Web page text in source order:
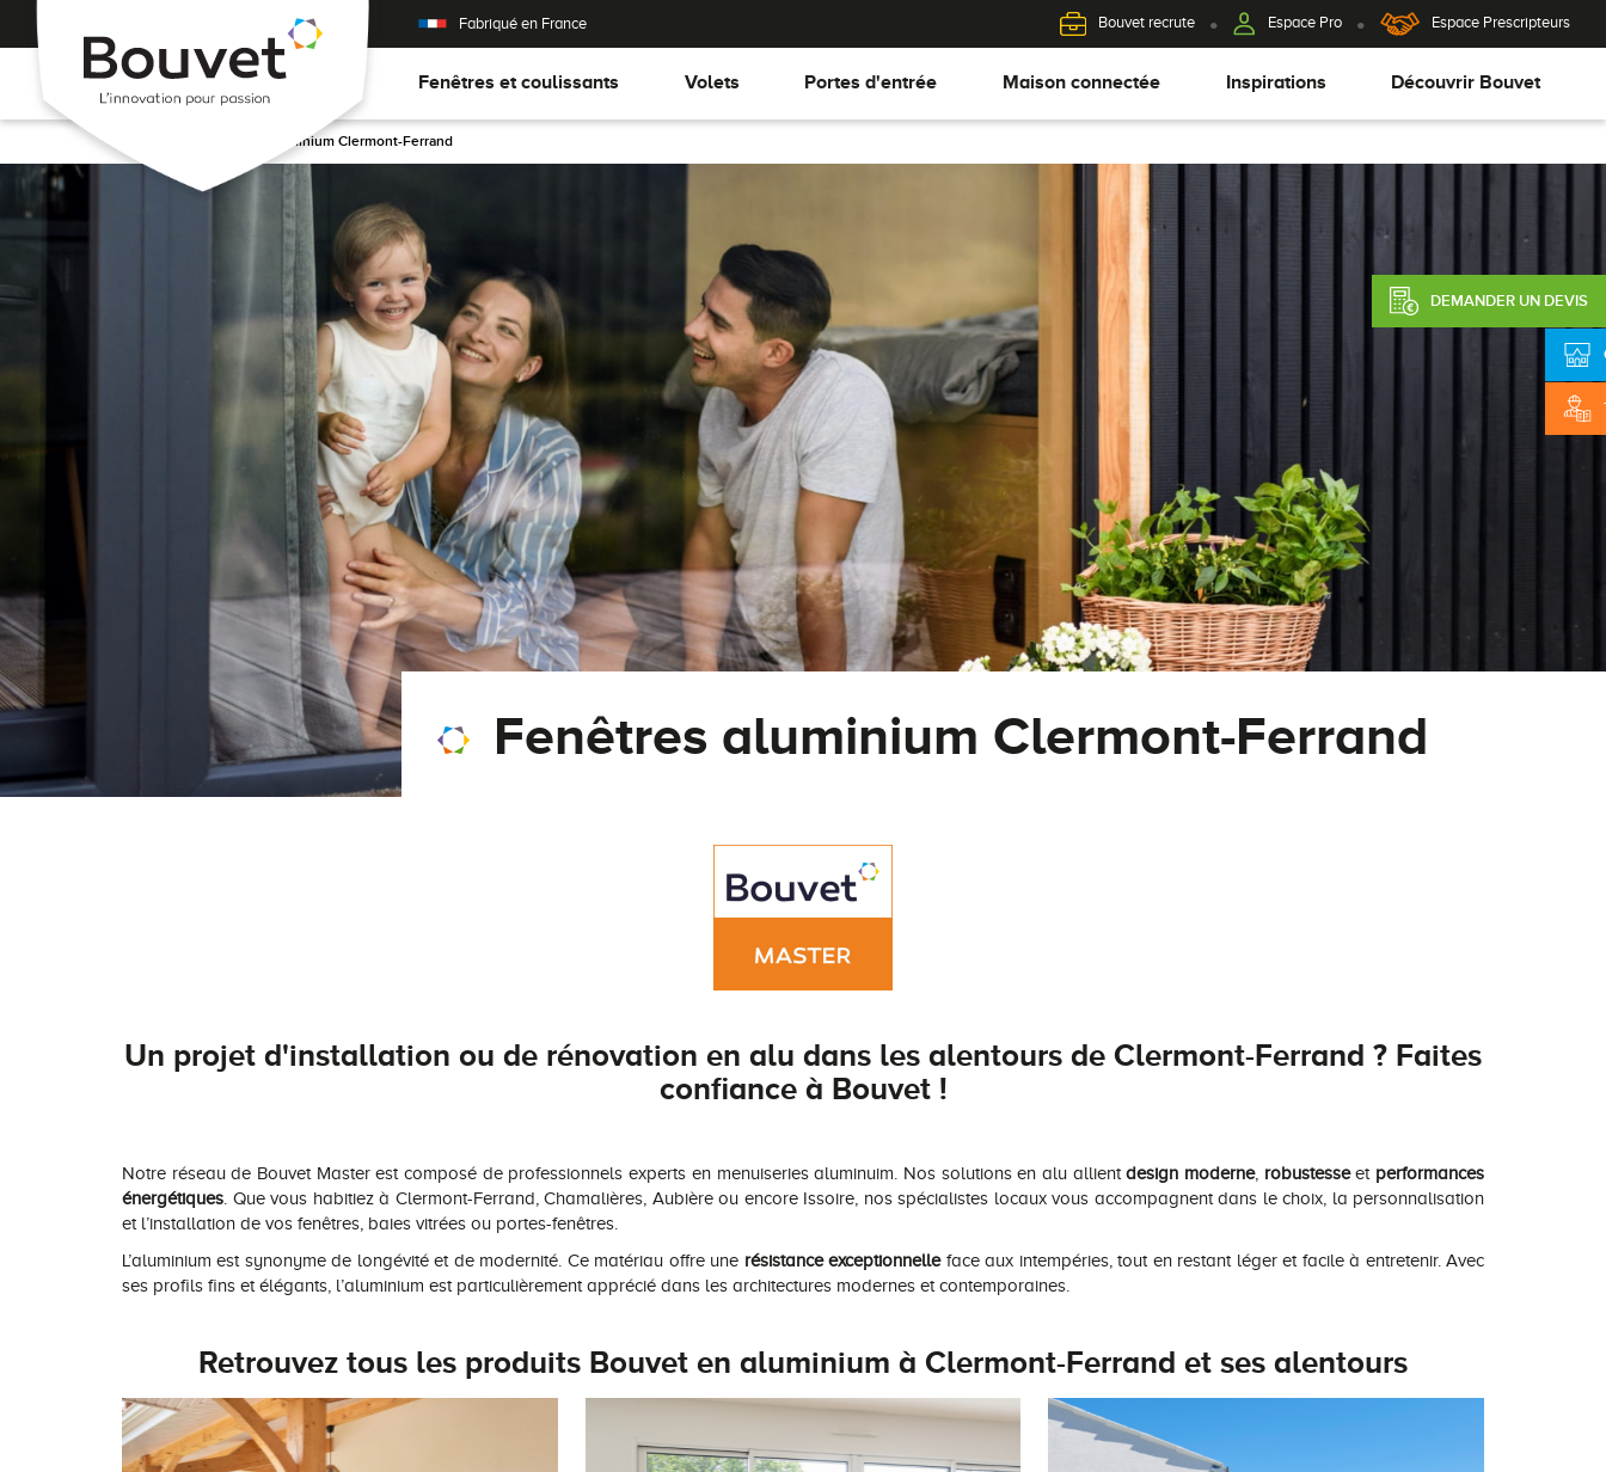
Fabriqué en France Bouvet recrute Espace Pro Espace Prescripteurs
Fenêtres et coulissants Volets Portes d'entrée Maison connectée Inspirations Découvrir Bouvet
DEMANDER UN DEVIS
Fenêtres aluminium Clermont-Ferrand
Fenêtres aluminium Clermont-Ferrand
Un projet d'installation ou de rénovation en alu dans les alentours de Clermont-Ferrand ? Faites
confiance à Bouvet !
Notre réseau de Bouvet Master est composé de professionnels experts en menuiseries aluminuim. Nos solutions en alu allientdesign moderne, robustesseet performances
énergétiques . Que vous habitiez à Clermont-Ferrand, Chamalières, Aubière ou encore Issoire, nos spécialistes locaux vous accompagnent dans le choix, la personnalisation
et l’installation de vos fenêtres, baies vitrées ou portes-fenêtres.
L’aluminium est synonyme de longévité et de modernité. Ce matériau offre une résistance exceptionnelleface aux intempéries, tout en restant léger et facile à entretenir. Avec
ses profils fins et élégants, l’aluminium est particulièrement apprécié dans les architectures modernes et contemporaines.
Retrouvez tous les produits Bouvet en aluminium à Clermont-Ferrand et ses alentours